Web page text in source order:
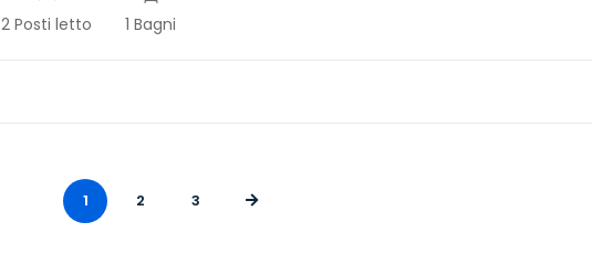
2 Posti letto 1 Bagni
1 2 3